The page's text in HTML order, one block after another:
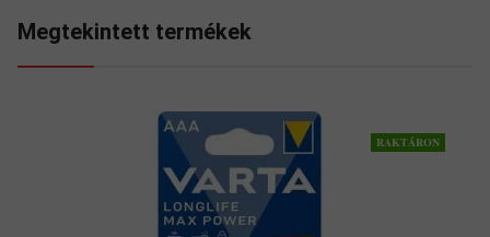
Megtekintett termékek
RAKTÁRON